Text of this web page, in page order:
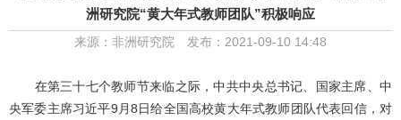
洲研究院“黄大年式教师团队”积极响应
来源：非洲研究院 发布：2021-09-10 14:48
在第三十七个教师节来临之际，中共中央总书记、国家主席、中
央军委主席习近平9月8日给全国高校黄大年式教师团队代表回信，对